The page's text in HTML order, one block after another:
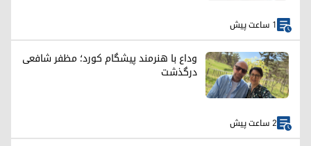
1 ساعت پیش
وداع با هنرمند پیشگام کورد؛ مظفر شافعی
درگذشت
2 ساعت پیش